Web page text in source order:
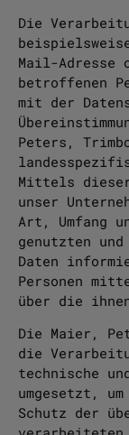
Die
Mail-Adresse
betroffenen
mit der
Peters,
Mittels dieser
unser
Art, Umfang
genutzten
Daten
Personen
über die
Die Maier,
die
technische
umgesetzt,
Schutz der